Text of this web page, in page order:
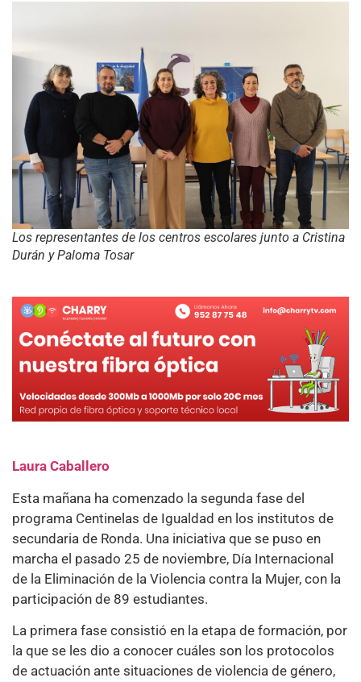
Los representantes de los centros escolares junto a Cristina
Durán y Paloma Tosar
Laura Caballero
Esta mañana ha comenzado la segunda fase del
programa Centinelas de Igualdad en los institutos de
secundaria de Ronda. Una iniciativa que se puso en
marcha el pasado 25 de noviembre, Día Internacional
de la Eliminación de la Violencia contra la Mujer, con la
participación de 89 estudiantes.
La primera fase consistió en la etapa de formación, por
la que se les dio a conocer cuáles son los protocolos
de actuación ante situaciones de violencia de género,